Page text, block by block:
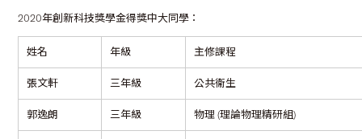
2020年創新科技獎學金得獎中大同學：
姓名 年級 主修課程
張文軒 三年級 公共衞生
郭逸朗 三年級 物理 (理論物理精研組)